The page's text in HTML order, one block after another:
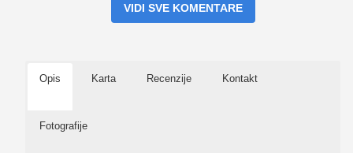
VIDI SVE KOMENTARE
Opis Karta Recenzije Kontakt
Fotografije